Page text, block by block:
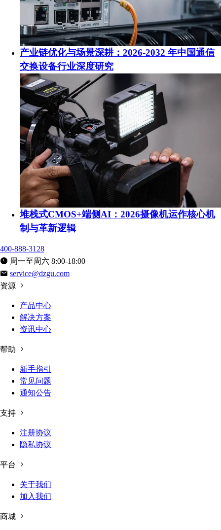
产业链优化与场景深耕：2026-2032 年中国通信
交换设备行业深度研究
堆栈式CMOS+端侧AI：2026摄像机运作核心机
制与革新逻辑
400-888-3128
周一至周六 8:00-18:00
service@dzgu.com
资源
产品中心
解决方案
资讯中心
帮助
新手指引
常见问题
通知公告
支持
注册协议
隐私协议
平台
关于我们
加入我们
商城